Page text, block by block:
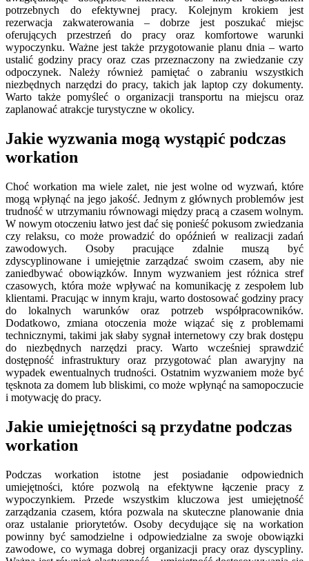
potrzebnych do efektywnej pracy. Kolejnym krokiem jest
rezerwacja zakwaterowania – dobrze jest poszukać miejsc
oferujących przestrzeń do pracy oraz komfortowe warunki
wypoczynku. Ważne jest także przygotowanie planu dnia – warto
ustalić godziny pracy oraz czas przeznaczony na zwiedzanie czy
odpoczynek. Należy również pamiętać o zabraniu wszystkich
niezbędnych narzędzi do pracy, takich jak laptop czy dokumenty.
Warto także pomyśleć o organizacji transportu na miejscu oraz
zaplanować atrakcje turystyczne w okolicy.
Jakie wyzwania mogą wystąpić podczas
workation
Choć workation ma wiele zalet, nie jest wolne od wyzwań, które
mogą wpłynąć na jego jakość. Jednym z głównych problemów jest
trudność w utrzymaniu równowagi między pracą a czasem wolnym.
W nowym otoczeniu łatwo jest dać się ponieść pokusom zwiedzania
czy relaksu, co może prowadzić do opóźnień w realizacji zadań
zawodowych. Osoby pracujące zdalnie muszą być
zdyscyplinowane i umiejętnie zarządzać swoim czasem, aby nie
zaniedbywać obowiązków. Innym wyzwaniem jest różnica stref
czasowych, która może wpływać na komunikację z zespołem lub
klientami. Pracując w innym kraju, warto dostosować godziny pracy
do lokalnych warunków oraz potrzeb współpracowników.
Dodatkowo, zmiana otoczenia może wiązać się z problemami
technicznymi, takimi jak słaby sygnał internetowy czy brak dostępu
do niezbędnych narzędzi pracy. Warto wcześniej sprawdzić
dostępność infrastruktury oraz przygotować plan awaryjny na
wypadek ewentualnych trudności. Ostatnim wyzwaniem może być
tęsknota za domem lub bliskimi, co może wpłynąć na samopoczucie
i motywację do pracy.
Jakie umiejętności są przydatne podczas
workation
Podczas workation istotne jest posiadanie odpowiednich
umiejętności, które pozwolą na efektywne łączenie pracy z
wypoczynkiem. Przede wszystkim kluczowa jest umiejętność
zarządzania czasem, która pozwala na skuteczne planowanie dnia
oraz ustalanie priorytetów. Osoby decydujące się na workation
powinny być samodzielne i odpowiedzialne za swoje obowiązki
zawodowe, co wymaga dobrej organizacji pracy oraz dyscypliny.